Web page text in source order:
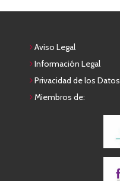
Aviso Legal
Información Legal
Privacidad de los Datos
Miembros de: